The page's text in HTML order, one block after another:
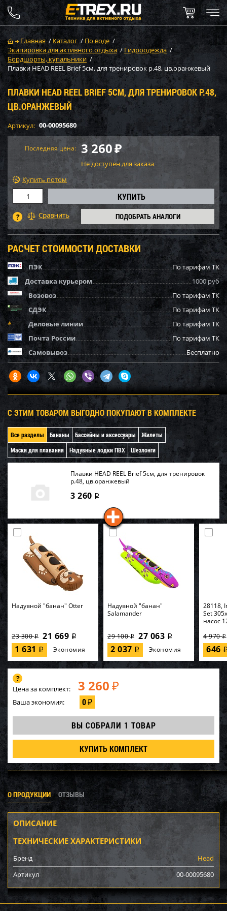
Главная / Каталог / По воде /
Экипировка для активного отдыха / Гидроодежда /
Бордшорты, купальники /
Плавки HEAD REEL Brief 5см, для тренировок р.48, цв.оранжевый
ПЛАВКИ HEAD REEL BRIEF 5СМ, ДЛЯ ТРЕНИРОВОК Р.48,
ЦВ.ОРАНЖЕВЫЙ
Артикул: 00-00095680
Последняя цена: 3 260₽
Не доступен для заказа
Купить потом
ПОДОБРАТЬ АНАЛОГИ
РАСЧЕТ СТОИМОСТИ ДОСТАВКИ
ПЭК
По тарифам ТК
Доставка курьером
1000 руб
Возовоз
По тарифам ТК
СДЭК
По тарифам ТК
Деловые линии
По тарифам ТК
Почта России
По тарифам ТК
Самовывоз
Бесплатно
С ЭТИМ ТОВАРОМ ВЫГОДНО ПОКУПАЮТ В КОМПЛЕКТЕ
Все разделы Бананы Бассейны и аксессуары
Жилеты
Маски для плавания
Надувные лодки ПВХ Шезлонги
Плавки HEAD REEL Brief 5см, для тренировок
р.48, цв.оранжевый
3 260 i
Надувной "банан" Otter
23 300i 21 669 i
1 631 i Экономия
Надувной "банан"
Salamander
29 100i 27 063 i
2 037 i Экономия
28118,
Set
насос
4 970i
646
Цена за комплект: 3 260 ₽
Ваша экономия: 0₽
ВЫ СОБРАЛИ 1 ТОВАР
КУПИТЬ КОМПЛЕКТ
О ПРОДУКЦИИ ОТЗЫВЫ
ОПИСАНИЕ
ТЕХНИЧЕСКИЕ ХАРАКТЕРИСТИКИ
Бренд
Head
Артикул
00-00095680